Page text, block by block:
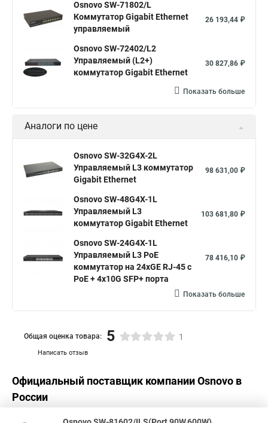
Osnovo SW-71802/L
Коммутатор Gigabit Ethernet
управляемый
26 193,44 ₽
Osnovo SW-72402/L2
Управляемый (L2+)
коммутатор Gigabit Ethernet
30 827,86 ₽
Показать больше
Аналоги по цене
Osnovo SW-32G4X-2L
Управляемый L3 коммутатор
Gigabit Ethernet
98 631,00 ₽
Osnovo SW-48G4X-1L
Управляемый L3
коммутатор Gigabit Ethernet
103 681,80 ₽
Osnovo SW-24G4X-1L
Управляемый L3 PoE
коммутатор на 24xGE RJ-45 c
PoE + 4х10G SFP+ порта
78 416,10 ₽
Показать больше
Написать отзыв
Общая оценка товара: 5 1
Официальный поставщик компанииOsnovo в
России